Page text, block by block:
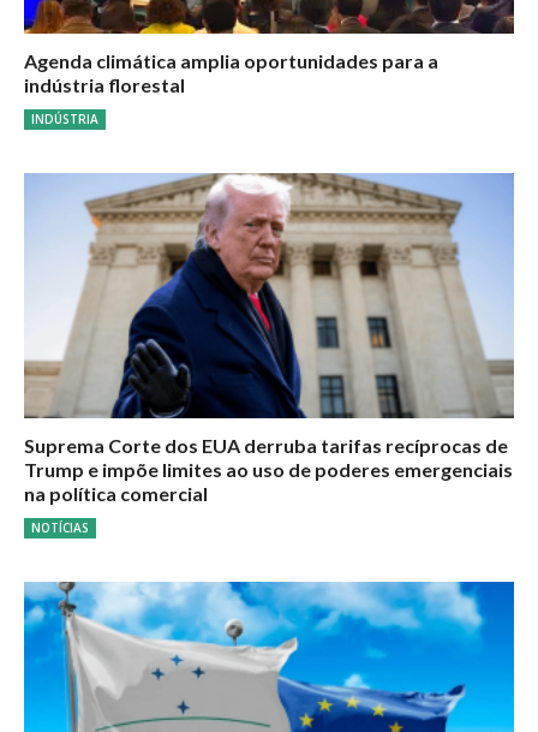
Agenda climática amplia oportunidades para a
indústria florestal
INDÚSTRIA
Suprema Corte dos EUA derruba tarifas recíprocas de
Trump e impõe limites ao uso de poderes emergenciais
na política comercial
NOTÍCIAS